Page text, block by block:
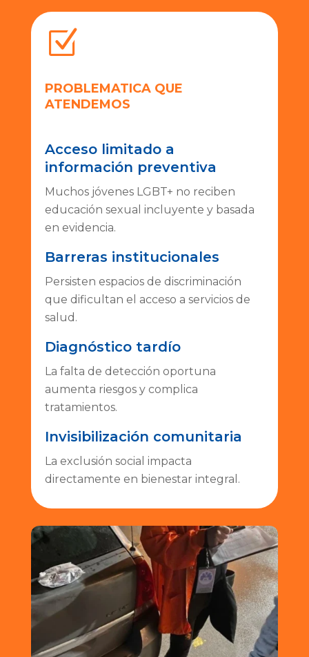
Z
PROBLEMATICA QUE
ATENDEMOS
Acceso limitado a
información preventiva
Muchos jóvenes LGBT+ no reciben
educación sexual incluyente y basada
en evidencia.
Barreras institucionales
Persisten espacios de discriminación
que dificultan el acceso a servicios de
salud.
Diagnóstico tardío
La falta de detección oportuna
aumenta riesgos y complica
tratamientos.
Invisibilización comunitaria
La exclusión social impacta
directamente en bienestar integral.